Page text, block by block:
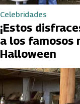
Celebridades
¡Estos
a los famosos
Halloween